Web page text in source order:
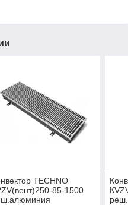
TECHNO
85-1500